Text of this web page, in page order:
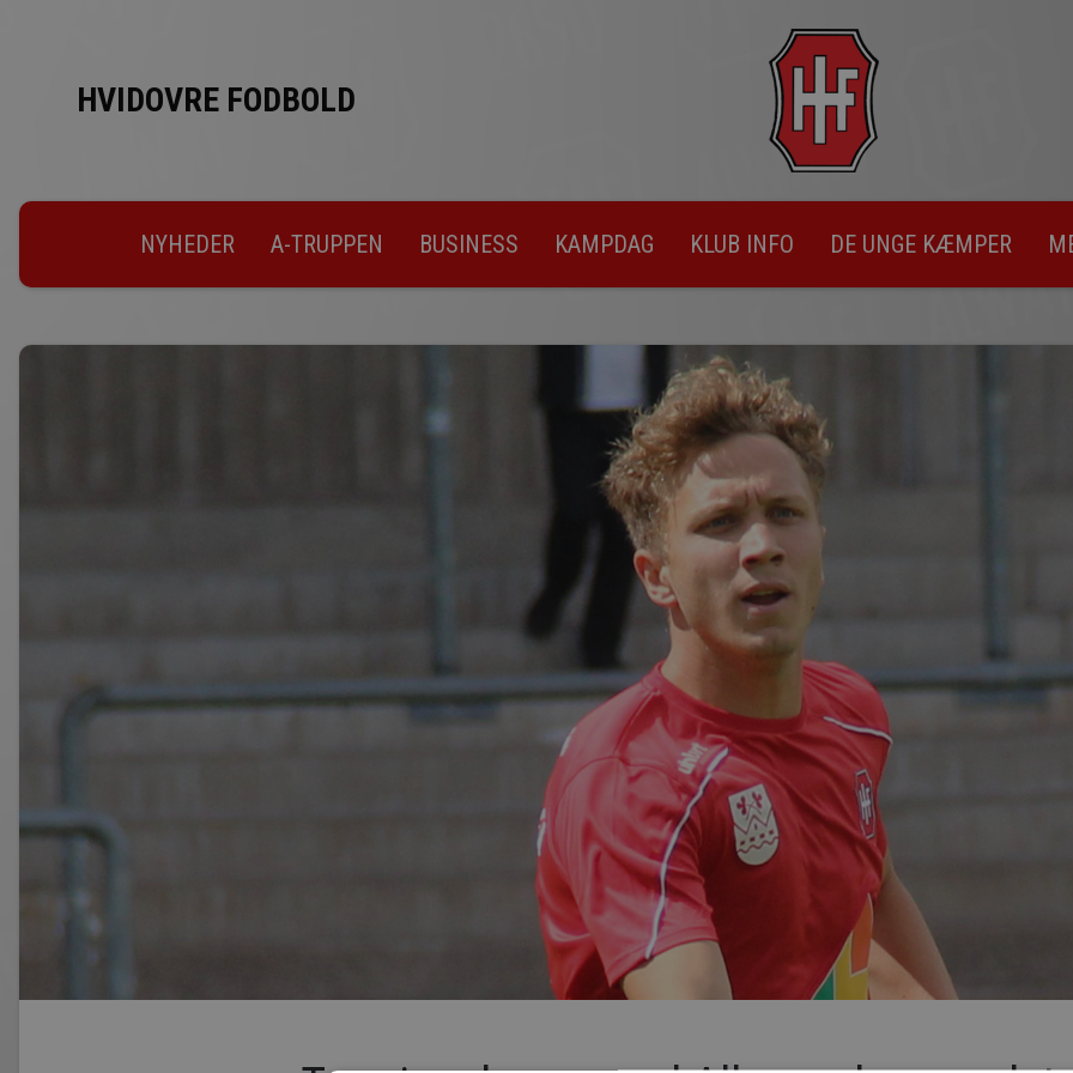
HVIDOVRE FODBOLD
NYHEDER A-TRUPPEN BUSINESS KAMPDAG KLUB INFO DE UNGE KÆMPER